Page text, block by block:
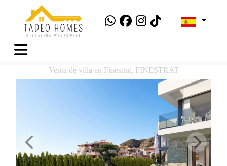
Venta de villa en Finestrat, FINESTRAT